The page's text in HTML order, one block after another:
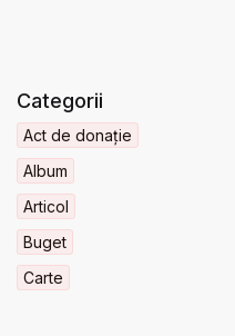
Categorii
Act de donație
Album
Articol
Buget
Carte